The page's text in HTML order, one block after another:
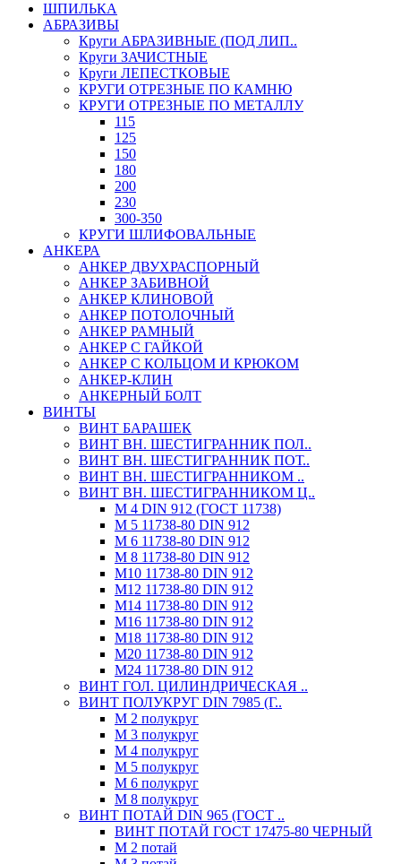
ШПИЛЬКА
АБРАЗИВЫ
Круги АБРАЗИВНЫЕ (ПОД ЛИП..
Круги ЗАЧИСТНЫЕ
Круги ЛЕПЕСТКОВЫЕ
КРУГИ ОТРЕЗНЫЕ ПО КАМНЮ
КРУГИ ОТРЕЗНЫЕ ПО МЕТАЛЛУ
115
125
150
180
200
230
300-350
КРУГИ ШЛИФОВАЛЬНЫЕ
АНКЕРА
АНКЕР ДВУХРАСПОРНЫЙ
АНКЕР ЗАБИВНОЙ
АНКЕР КЛИНОВОЙ
АНКЕР ПОТОЛОЧНЫЙ
АНКЕР РАМНЫЙ
АНКЕР С ГАЙКОЙ
АНКЕР С КОЛЬЦОМ И КРЮКОМ
АНКЕР-КЛИН
АНКЕРНЫЙ БОЛТ
ВИНТЫ
ВИНТ БАРАШЕК
ВИНТ ВН. ШЕСТИГРАННИК ПОЛ..
ВИНТ ВН. ШЕСТИГРАННИК ПОТ..
ВИНТ ВН. ШЕСТИГРАННИКОМ ..
ВИНТ ВН. ШЕСТИГРАННИКОМ Ц..
М 4 DIN 912 (ГОСТ 11738)
М 5 11738-80 DIN 912
М 6 11738-80 DIN 912
М 8 11738-80 DIN 912
М10 11738-80 DIN 912
М12 11738-80 DIN 912
М14 11738-80 DIN 912
М16 11738-80 DIN 912
М18 11738-80 DIN 912
М20 11738-80 DIN 912
М24 11738-80 DIN 912
ВИНТ ГОЛ. ЦИЛИНДРИЧЕСКАЯ ..
ВИНТ ПОЛУКРУГ DIN 7985 (Г..
М 2 полукруг
М 3 полукруг
М 4 полукруг
М 5 полукруг
М 6 полукруг
М 8 полукруг
ВИНТ ПОТАЙ DIN 965 (ГОСТ ..
ВИНТ ПОТАЙ ГОСТ 17475-80 ЧЕРНЫЙ
М 2 потай